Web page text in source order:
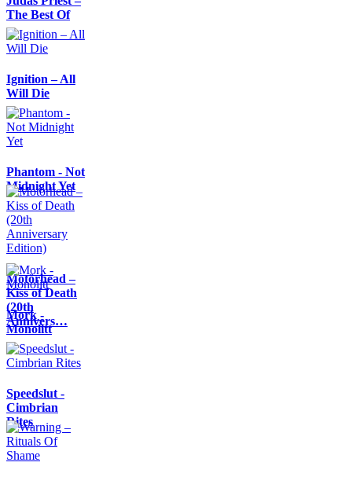
The Best Of
Ignition – All
Will Die
Phantom - Not
Midnight Yet
Motörhead –
Kiss of Death
(20th
Annivers…
Mork -
Monolitt
Speedslut -
Cimbrian
Rites